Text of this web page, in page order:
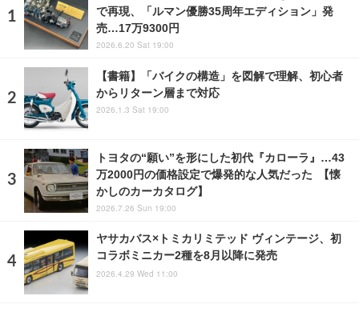
で再現、「ルマン優勝35周年エディション」発
売…17万9300円
2026.6.20 Sat 19:00
【書籍】「バイクの構造」を図解で理解、初心者
からリターン層まで対応
2026.1.3 Sat 19:00
トヨタの“願い”を形にした初代『カローラ』…43
万2000円の価格設定で爆発的な人気だった 【懐
かしのカーカタログ】
2026.7.26 Sun 19:00
ヤサカバス×トミカリミテッド ヴィンテージ、初
コラボミニカー2種を8月以降に発売
2026.4.29 Wed 11:00